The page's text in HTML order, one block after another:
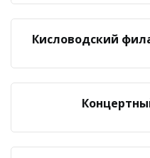
Кисловодский